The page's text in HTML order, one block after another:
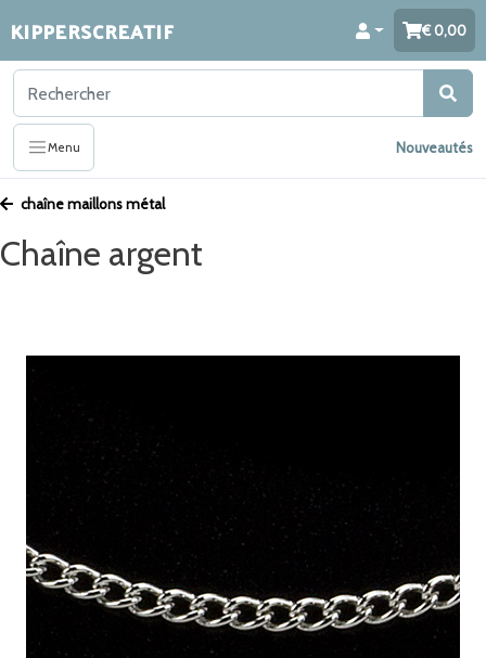
KIPPERSCREATIF 0,00
Menu Nouveautés
chaîne maillons métal
Chaîne argent